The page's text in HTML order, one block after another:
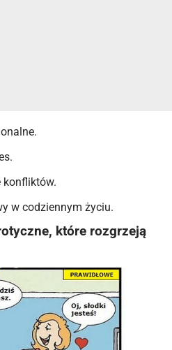
konfliktów.
w codziennym życiu.
które rozgrzeją